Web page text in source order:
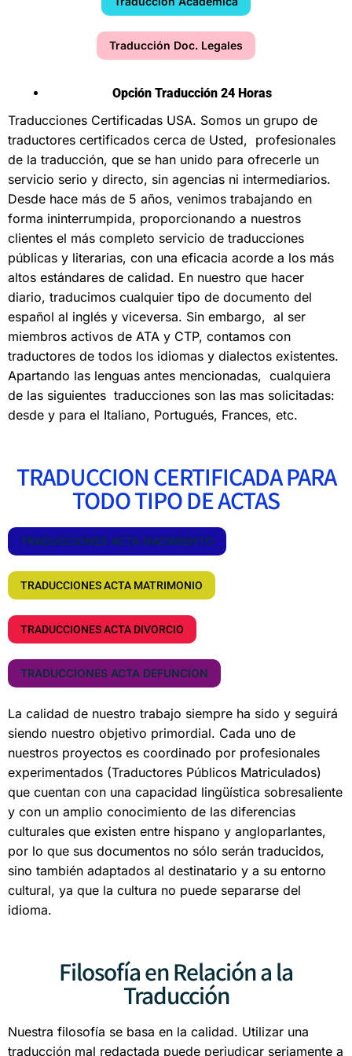
Traducción Doc. Legales
Opción Traducción 24 Horas
Traducciones Certificadas USA. Somos un grupo de
traductores certificados cerca de Usted, profesionales
de la traducción, que se han unido para ofrecerle un
servicio serio y directo, sin agencias ni intermediarios.
Desde hace más de 5 años, venimos trabajando en
forma ininterrumpida, proporcionando a nuestros
clientes el más completo servicio de traducciones
públicas y literarias, con una eficacia acorde a los más
altos estándares de calidad. En nuestro que hacer
diario, traducimos cualquier tipo de documento del
español al inglés y viceversa. Sin embargo, al ser
miembros activos de ATA y CTP, contamos con
traductores de todos los idiomas y dialectos existentes.
Apartando las lenguas antes mencionadas, cualquiera
de las siguientes traducciones son las mas solicitadas:
desde y para el Italiano, Portugués, Frances, etc.
TRADUCCION CERTIFICADA PARA
TODO TIPO DE ACTAS
TRADUCCIONES ACTA NACIMIENTO
TRADUCCIONES ACTA MATRIMONIO
TRADUCCIONES ACTA DIVORCIO
TRADUCCIONES ACTA DEFUNCION
La calidad de nuestro trabajo siempre ha sido y seguirá
siendo nuestro objetivo primordial. Cada uno de
nuestros proyectos es coordinado por profesionales
experimentados (Traductores Públicos Matriculados)
que cuentan con una capacidad lingüística sobresaliente
y con un amplio conocimiento de las diferencias
culturales que existen entre hispano y angloparlantes,
por lo que sus documentos no sólo serán traducidos,
sino también adaptados al destinatario y a su entorno
cultural, ya que la cultura no puede separarse del
idioma.
Filosofía en Relación a la
Traducción
Nuestra filosofía se basa en la calidad. Utilizar una
traducción mal redactada puede perjudicar seriamente a